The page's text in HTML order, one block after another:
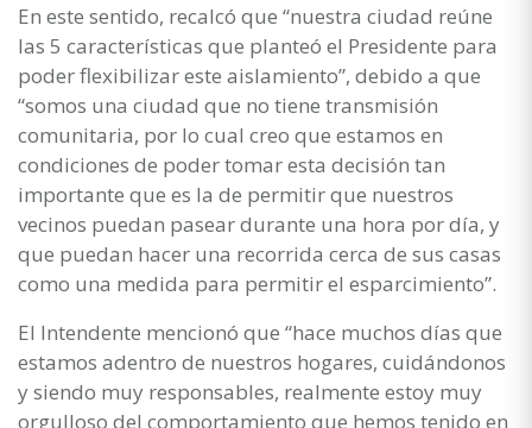
En este sentido, recalcó que “nuestra ciudad reúne
las 5 características que planteó el Presidente para
poder flexibilizar este aislamiento”, debido a que
“somos una ciudad que no tiene transmisión
comunitaria, por lo cual creo que estamos en
condiciones de poder tomar esta decisión tan
importante que es la de permitir que nuestros
vecinos puedan pasear durante una hora por día, y
que puedan hacer una recorrida cerca de sus casas
como una medida para permitir el esparcimiento”.
El Intendente mencionó que “hace muchos días que
estamos adentro de nuestros hogares, cuidándonos
y siendo muy responsables, realmente estoy muy
orgulloso del comportamiento que hemos tenido en